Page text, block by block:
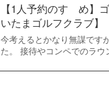
【1人予約のすゝめ】
いたまゴルフクラブ】
今考えるとかなり無謀です
た。 接待やコンペでのラ